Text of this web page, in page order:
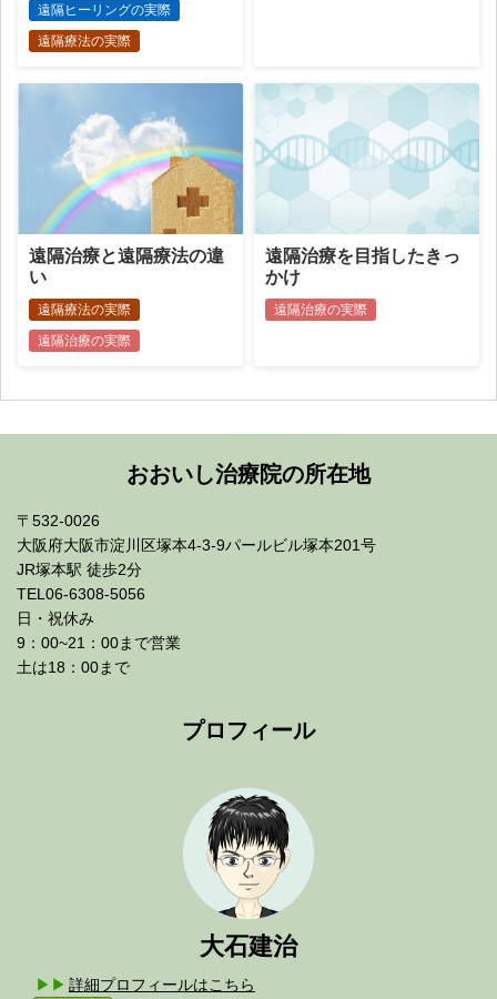
遠隔ヒーリングの実際
遠隔療法の実際
遠隔治療と遠隔療法の違
い
遠隔療法の実際
遠隔治療の実際
遠隔治療を目指したきっ
かけ
遠隔治療の実際
おおいし治療院の所在地
〒532-0026
大阪府大阪市淀川区塚本4-3-9パールビル塚本201号
JR塚本駅 徒歩2分
TEL06-6308-5056
日・祝休み
9：00~21：00まで営業
土は18：00まで
プロフィール
大石建治
詳細プロフィールはこちら